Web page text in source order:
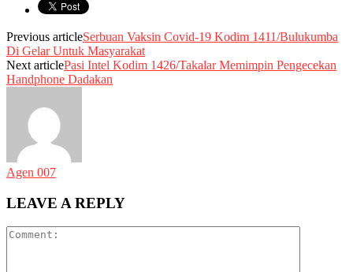
Previous articleSerbuan Vaksin Covid-19 Kodim 1411/Bulukumba
Di Gelar Untuk Masyarakat
Next articlePasi Intel Kodim 1426/Takalar Memimpin Pengecekan
Handphone Dadakan
Agen 007
LEAVE A REPLY